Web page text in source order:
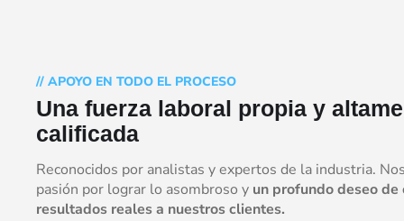
// APOYO EN TODO EL PROCESO
Una fuerza laboral propia y
calificada
Reconocidos por analistas y expertos de la industria.
pasión por lograr lo asombroso y un profundo deseo de
resultados reales a nuestros clientes.